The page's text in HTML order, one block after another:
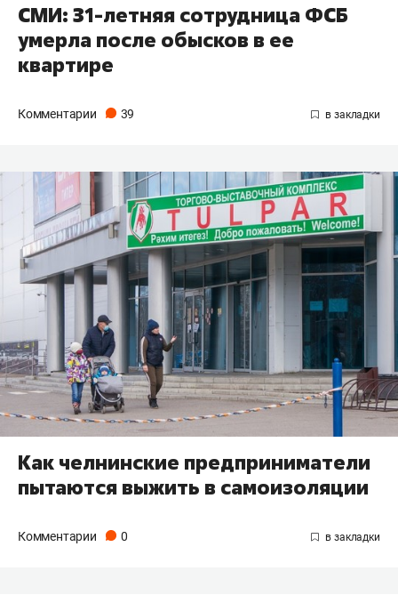
СМИ: 31-летняя сотрудница ФСБ
умерла после обысков в ее
квартире
Комментарии 39
Как челнинские предприниматели
пытаются выжить в самоизоляции
Комментарии 0